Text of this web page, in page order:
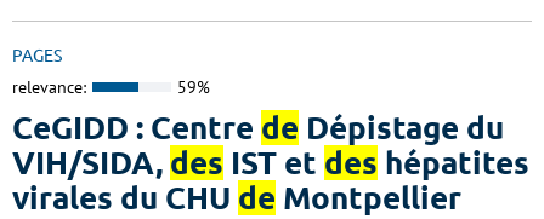
PAGES
relevance: 59%
CeGIDD : Centre de Dépistage du
VIH/SIDA, des IST et des hépatites
virales du CHU de Montpellier